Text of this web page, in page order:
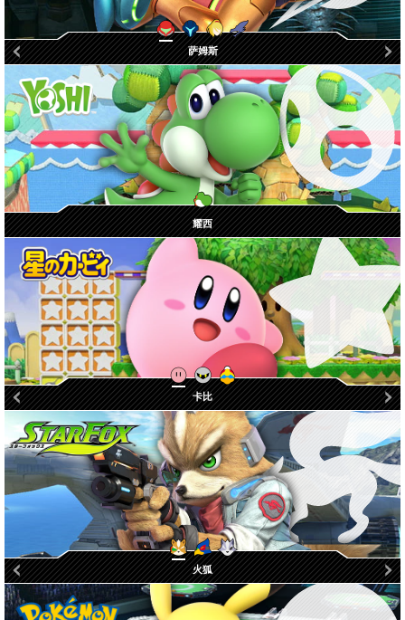
萨姆斯
黑暗萨姆斯
零装甲萨姆斯
利德雷
耀西
卡比
魅塔骑士
帝帝帝大王
火狐
佛克
沃鲁夫